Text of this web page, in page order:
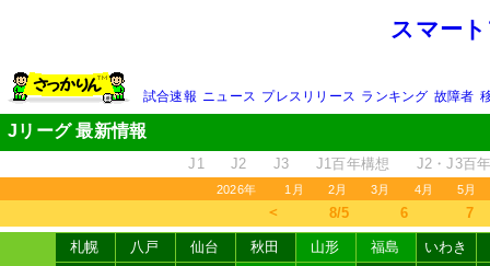
スマー
試合速報 ニュース プレスリリース ランキング 故障者
Jリーグ 最新情報
J1 J2 J3 J1百年構想 J2・J3百
2026年 1月 2月 3月 4月 5月
＜ 8/5 6 7
札幌 八戸 仙台 秋田 山形 福島
いわき